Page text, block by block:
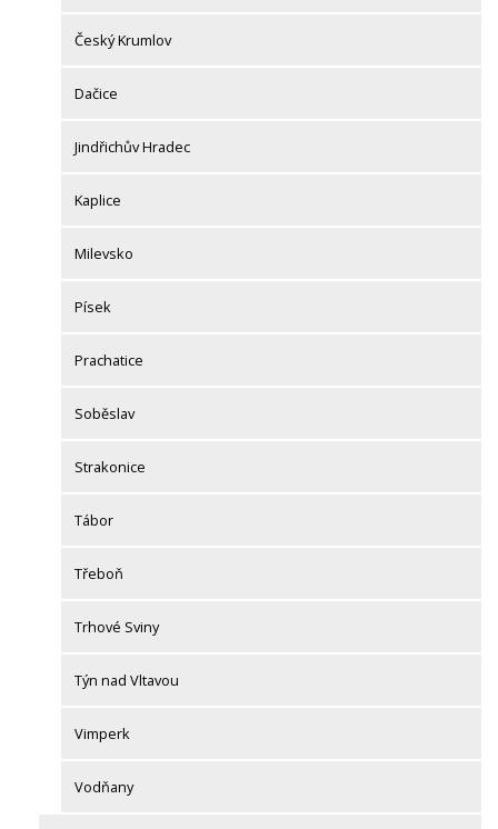
Český Krumlov
Dačice
Jindřichův Hradec
Kaplice
Milevsko
Písek
Prachatice
Soběslav
Strakonice
Tábor
Třeboň
Trhové Sviny
Týn nad Vltavou
Vimperk
Vodňany